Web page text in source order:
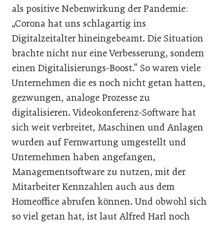
als positive Nebenwirkung der Pandemie:
„Corona hat uns schlagartig ins
Digitalzeitalter hineingebeamt. Die Situation
brachte nicht nur eine Verbesserung, sondern
einen Digitalisierungs-Boost.“ So waren viele
Unternehmen die es noch nicht getan hatten,
gezwungen, analoge Prozesse zu
digitalisieren. Videokonferenz-Software hat
sich weit verbreitet, Maschinen und Anlagen
wurden auf Fernwartung umgestellt und
Unternehmen haben angefangen,
Managementsoftware zu nutzen, mit der
Mitarbeiter Kennzahlen auch aus dem
Homeoffice abrufen können. Und obwohl sich
so viel getan hat, ist laut Alfred Harl noch